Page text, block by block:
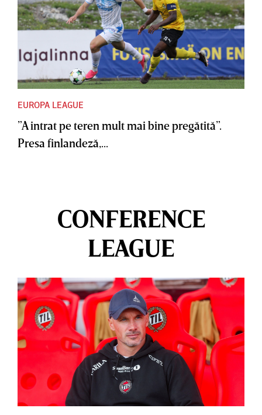
EUROPA LEAGUE
”A intrat pe teren mult mai bine pregătită”.
Presa finlandeză,...
CONFERENCE
LEAGUE